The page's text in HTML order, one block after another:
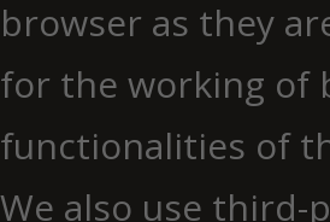
browser as they
for the working of
functionalities of
We also use third-